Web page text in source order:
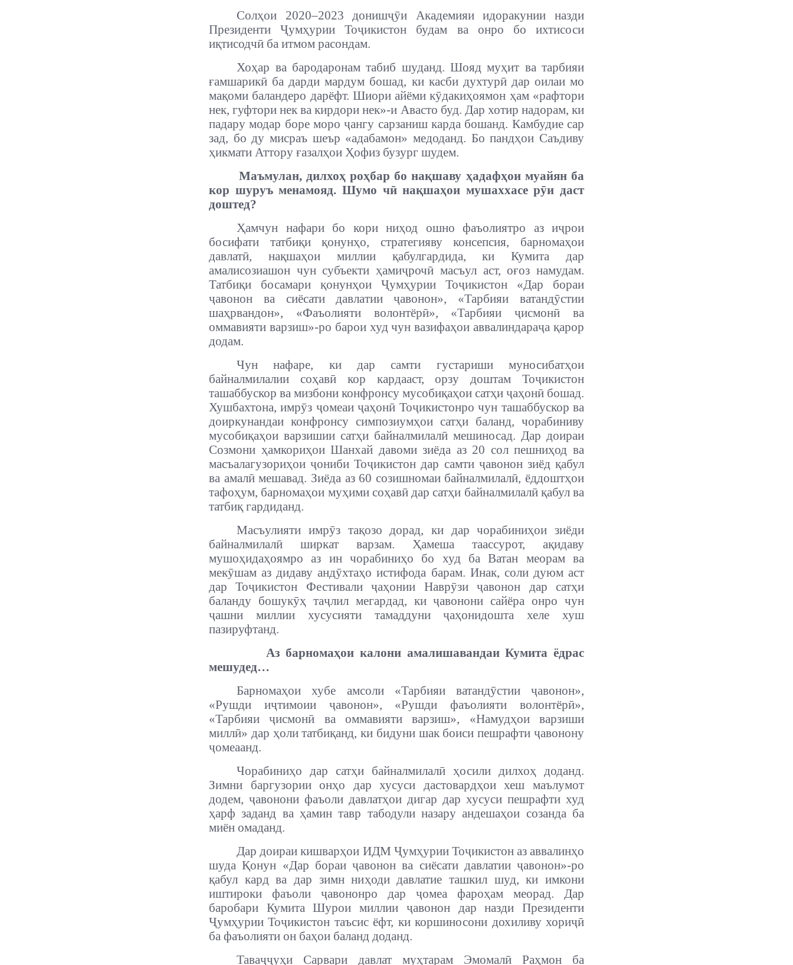
Солҳои 2020–2023 донишҷӯи Академияи идоракунии назди
Президенти Ҷумҳурии Тоҷикистон будам ва онро бо ихтисоси
иқтисодчӣ ба итмом расондам.
Хоҳар ва бародаронам табиб шуданд. Шояд муҳит ва тарбияи
ғамшарикӣ ба дарди мардум бошад, ки касби духтурӣ дар оилаи мо
мақоми баландеро дарёфт. Шиори айёми кӯдакиҳоямон ҳам «рафтори
нек, гуфтори нек ва кирдори нек»-и Авасто буд. Дар хотир надорам, ки
падару модар боре моро ҷангу сарзаниш карда бошанд. Камбудие сар
зад, бо ду мисраъ шеър «адабамон» медоданд. Бо пандҳои Саъдиву
ҳикмати Аттору ғазалҳои Ҳофиз бузург шудем.
Маъмулан, дилхоҳ роҳбар бо нақшаву ҳадафҳои муайян ба
кор шуруъ менамояд. Шумо чӣ нақшаҳои мушаххасе рӯи даст
доштед?
Ҳамчун нафари бо кори ниҳод ошно фаъолиятро аз иҷрои
босифати татбиқи қонунҳо, стратегияву консепсия, барномаҳои
давлатӣ, нақшаҳои миллии қабулгардида, ки Кумита дар
амалисозиашон чун субъекти ҳамиҷрочӣ масъул аст, оғоз намудам.
Татбиқи босамари қонунҳои Ҷумҳурии Тоҷикистон «Дар бораи
ҷавонон ва сиёсати давлатии ҷавонон», «Тарбияи ватандӯстии
шаҳрвандон», «Фаъолияти волонтёрӣ», «Тарбияи ҷисмонӣ ва
оммавияти варзиш»-ро барои худ чун вазифаҳои аввалиндараҷа қарор
додам.
Чун нафаре, ки дар самти густариши муносибатҳои
байналмилалии соҳавӣ кор кардааст, орзу доштам Тоҷикистон
ташаббускор ва мизбони конфронсу мусобиқаҳои сатҳи ҷаҳонӣ бошад.
Хушбахтона, имрӯз ҷомеаи ҷаҳонӣ Тоҷикистонро чун ташаббускор ва
доиркунандаи конфронсу симпозиумҳои сатҳи баланд, чорабиниву
мусобиқаҳои варзишии сатҳи байналмилалӣ мешиносад. Дар доираи
Созмони ҳамкориҳои Шанхай давоми зиёда аз 20 сол пешниҳод ва
масъалагузориҳои ҷониби Тоҷикистон дар самти ҷавонон зиёд қабул
ва амалӣ мешавад. Зиёда аз 60 созишномаи байналмилалӣ, ёддоштҳои
тафоҳум, барномаҳои муҳими соҳавӣ дар сатҳи байналмилалӣ қабул ва
татбиқ гардиданд.
Масъулияти имрӯз тақозо дорад, ки дар чорабиниҳои зиёди
байналмилалӣ ширкат варзам. Ҳамеша таассурот, ақидаву
мушоҳидаҳоямро аз ин чорабиниҳо бо худ ба Ватан меорам ва
мекӯшам аз дидаву андӯхтаҳо истифода барам. Инак, соли дуюм аст
дар Тоҷикистон Фестивали ҷаҳонии Наврӯзи ҷавонон дар сатҳи
баланду бошукӯҳ таҷлил мегардад, ки ҷавонони сайёра онро чун
ҷашни миллии хусусияти тамаддуни ҷаҳонидошта хеле хуш
пазируфтанд.
Аз барномаҳои калони амалишавандаи Кумита ёдрас
мешудед…
Барномаҳои хубе амсоли «Тарбияи ватандӯстии ҷавонон»,
«Рушди иҷтимоии ҷавонон», «Рушди фаъолияти волонтёрӣ»,
«Тарбияи ҷисмонӣ ва оммавияти варзиш», «Намудҳои варзиши
миллӣ» дар ҳоли татбиқанд, ки бидуни шак боиси пешрафти ҷавонону
ҷомеаанд.
Чорабиниҳо дар сатҳи байналмилалӣ ҳосили дилхоҳ доданд.
Зимни баргузории онҳо дар хусуси дастовардҳои хеш маълумот
додем, ҷавонони фаъоли давлатҳои дигар дар хусуси пешрафти худ
ҳарф заданд ва ҳамин тавр табодули назару андешаҳои созанда ба
миён омаданд.
Дар доираи кишварҳои ИДМ Ҷумҳурии Тоҷикистон аз аввалинҳо
шуда Қонун «Дар бораи ҷавонон ва сиёсати давлатии ҷавонон»-ро
қабул кард ва дар зимн ниҳоди давлатие ташкил шуд, ки имкони
иштироки фаъоли ҷавононро дар ҷомеа фароҳам меорад. Дар
баробари Кумита Шурои миллии ҷавонон дар назди Президенти
Ҷумҳурии Тоҷикистон таъсис ёфт, ки коршиносони дохиливу хориҷӣ
ба фаъолияти он баҳои баланд доданд.
Таваҷҷуҳи Сарвари давлат муҳтарам Эмомалӣ Раҳмон ба